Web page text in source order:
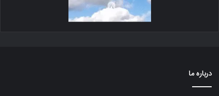
درباره ما